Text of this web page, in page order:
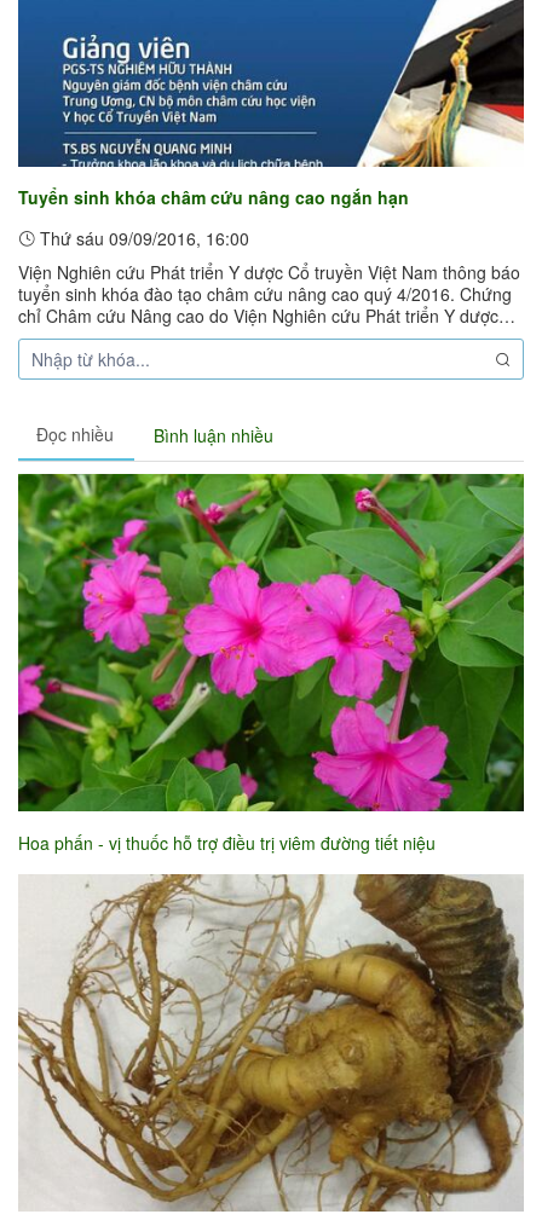
Tuyển sinh khóa châm cứu nâng cao ngắn hạn
Thứ sáu 09/09/2016, 16:00
Viện Nghiên cứu Phát triển Y dược Cổ truyền Việt Nam thông báo
tuyển sinh khóa đào tạo châm cứu nâng cao quý 4/2016. Chứng
chỉ Châm cứu Nâng cao do Viện Nghiên cứu Phát triển Y dược
Cổ truyền Việt ...
Đọc nhiều Bình luận nhiều
Hoa phấn - vị thuốc hỗ trợ điều trị viêm đường tiết niệu